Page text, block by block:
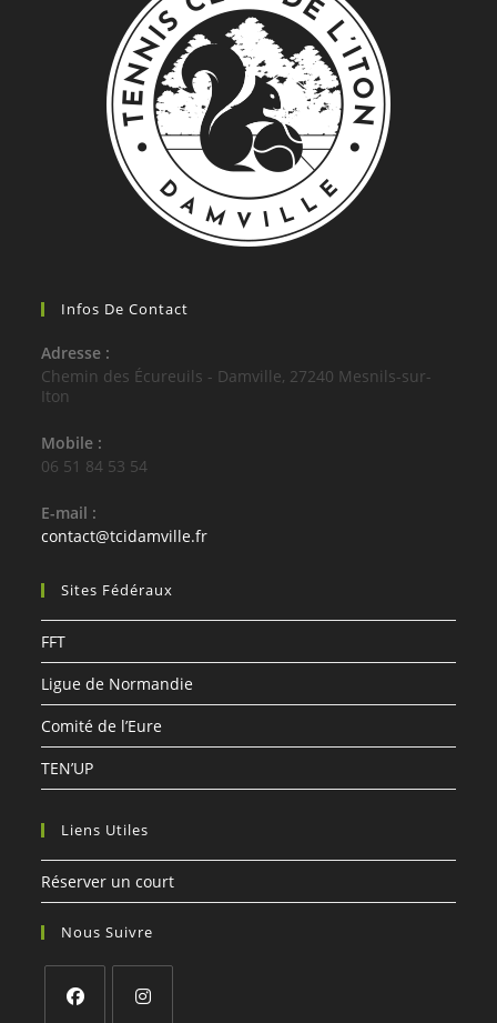
Infos De Contact
Adresse :
Chemin des Écureuils - Damville, 27240 Mesnils-sur-
Iton
Mobile :
06 51 84 53 54
E-mail :
contact@tcidamville.frS’ouvre
Sites Fédéraux
FFT
Ligue de Normandie
Comité de l’Eure
TEN’UP
Liens Utiles
Réserver un court
Nous Suivre